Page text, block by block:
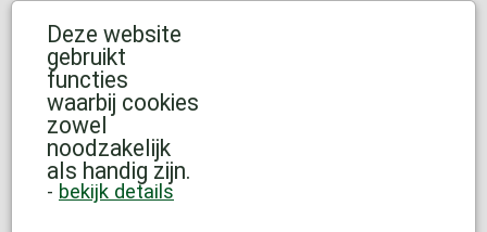
Deze website
gebruikt
functies
waarbij cookies
zowel
noodzakelijk
als handig zijn.
- bekijk details